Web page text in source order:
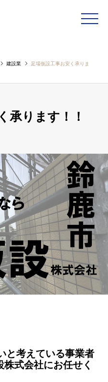
toggle
建設業
足場仮設工事お安く承りま
承ります！！
と考えている事業者
式会社にお任せく